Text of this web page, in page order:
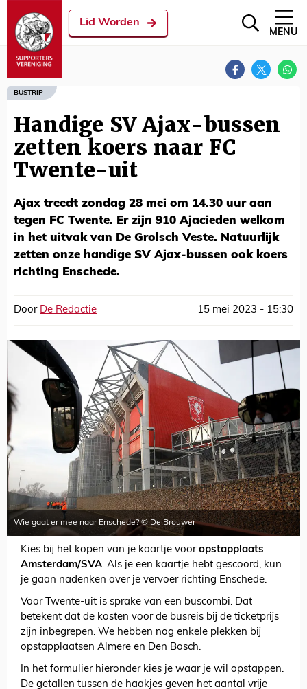
Lid Worden
MENU
BUSTRIP
Handige SV Ajax-bussen
zetten koers naar FC
Twente-uit
Ajax treedt zondag 28 mei om 14.30 uur aan
tegen FC Twente. Er zijn 910 Ajacieden welkom
in het uitvak van De Grolsch Veste. Natuurlijk
zetten onze handige SV Ajax-bussen ook koers
richting Enschede.
Door De Redactie 15 mei 2023 - 15:30
Wie gaat er mee naar Enschede? © De Brouwer
Kies bij het kopen van je kaartje voor opstapplaats
Amsterdam/SVA. Als je een kaartje hebt gescoord, kun
je gaan nadenken over je vervoer richting Enschede.
Voor Twente-uit is sprake van een buscombi. Dat
betekent dat de kosten voor de busreis bij de ticketprijs
zijn inbegrepen. We hebben nog enkele plekken bij
opstapplaatsen Almere en Den Bosch.
In het formulier hieronder kies je waar je wil opstappen.
De getallen tussen de haakjes geven het aantal vrije